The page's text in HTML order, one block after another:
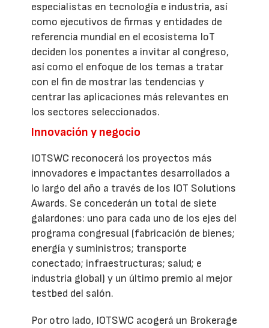
especialistas en tecnología e industria, así
como ejecutivos de firmas y entidades de
referencia mundial en el ecosistema IoT
deciden los ponentes a invitar al congreso,
así como el enfoque de los temas a tratar
con el fin de mostrar las tendencias y
centrar las aplicaciones más relevantes en
los sectores seleccionados.
Innovación y negocio
IOTSWC reconocerá los proyectos más
innovadores e impactantes desarrollados a
lo largo del año a través de los IOT Solutions
Awards. Se concederán un total de siete
galardones: uno para cada uno de los ejes del
programa congresual (fabricación de bienes;
energía y suministros; transporte
conectado; infraestructuras; salud; e
industria global) y un último premio al mejor
testbed del salón.
Por otro lado, IOTSWC acogerá un Brokerage